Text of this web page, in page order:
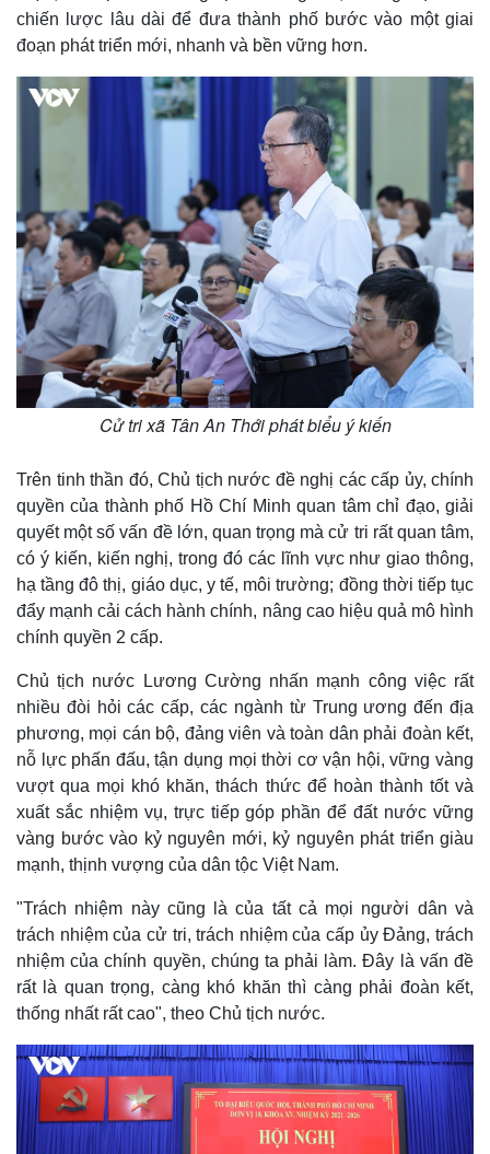
chiến lược lâu dài để đưa thành phố bước vào một giai
đoạn phát triển mới, nhanh và bền vững hơn.
Cử tri xã Tân An Thới phát biểu ý kiến
Trên tinh thần đó, Chủ tịch nước đề nghị các cấp ủy, chính
quyền của thành phố Hồ Chí Minh quan tâm chỉ đạo, giải
quyết một số vấn đề lớn, quan trọng mà cử tri rất quan tâm,
có ý kiến, kiến nghị, trong đó các lĩnh vực như giao thông,
hạ tầng đô thị, giáo dục, y tế, môi trường; đồng thời tiếp tục
đẩy mạnh cải cách hành chính, nâng cao hiệu quả mô hình
chính quyền 2 cấp.
Chủ tịch nước Lương Cường nhấn mạnh công việc rất
nhiều đòi hỏi các cấp, các ngành từ Trung ương đến địa
phương, mọi cán bộ, đảng viên và toàn dân phải đoàn kết,
nỗ lực phấn đấu, tận dụng mọi thời cơ vận hội, vững vàng
vượt qua mọi khó khăn, thách thức để hoàn thành tốt và
xuất sắc nhiệm vụ, trực tiếp góp phần để đất nước vững
vàng bước vào kỷ nguyên mới, kỷ nguyên phát triển giàu
mạnh, thịnh vượng của dân tộc Việt Nam.
"Trách nhiệm này cũng là của tất cả mọi người dân và
trách nhiệm của cử tri, trách nhiệm của cấp ủy Đảng, trách
nhiệm của chính quyền, chúng ta phải làm. Đây là vấn đề
rất là quan trọng, càng khó khăn thì càng phải đoàn kết,
thống nhất rất cao", theo Chủ tịch nước.